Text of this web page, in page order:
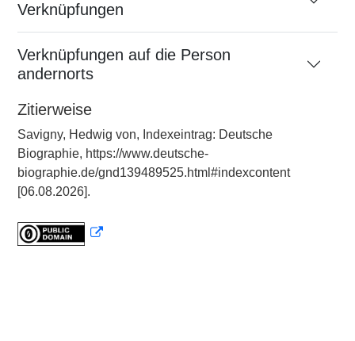
Verknüpfungen
Verknüpfungen auf die Person
andernorts
Zitierweise
Savigny, Hedwig von, Indexeintrag: Deutsche
Biographie, https://www.deutsche-
biographie.de/gnd139489525.html#indexcontent
[06.08.2026].